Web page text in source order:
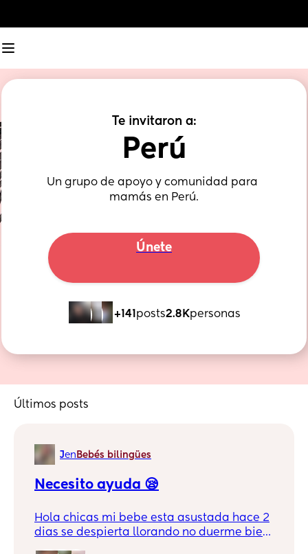
Te invitaron a:
Perú
Un grupo de apoyo y comunidad para
mamás en Perú.
Únete
+141 posts2.8Kpersonas
Últimos posts
Jen Bebés bilingües
Necesito ayuda 😪
Hola chicas mi bebe esta asustada hace 2
dias se despierta llorando no duerme bien